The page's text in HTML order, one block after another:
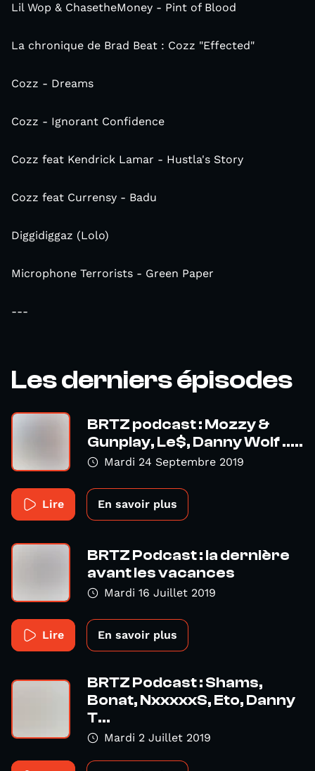
Lil Wop & ChasetheMoney - Pint of Blood
La chronique de Brad Beat : Cozz "Effected"
Cozz - Dreams
Cozz - Ignorant Confidence
Cozz feat Kendrick Lamar - Hustla's Story
Cozz feat Currensy - Badu
Diggidiggaz (Lolo)
Microphone Terrorists - Green Paper
---
Les derniers épisodes
BRTZ podcast : Mozzy &
Gunplay, Le$, Danny Wolf .....
Mardi 24 Septembre 2019
Lire En savoir plus
BRTZ Podcast : la dernière
avant les vacances
Mardi 16 Juillet 2019
Lire En savoir plus
BRTZ Podcast : Shams,
Bonat, NxxxxxS, Eto, Danny
T...
Mardi 2 Juillet 2019